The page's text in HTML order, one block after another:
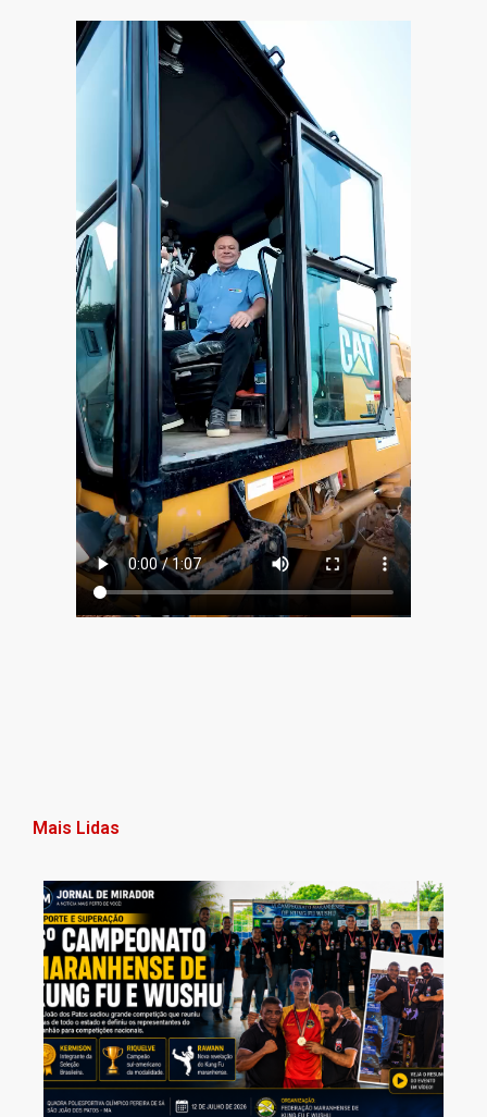
Mais Lidas